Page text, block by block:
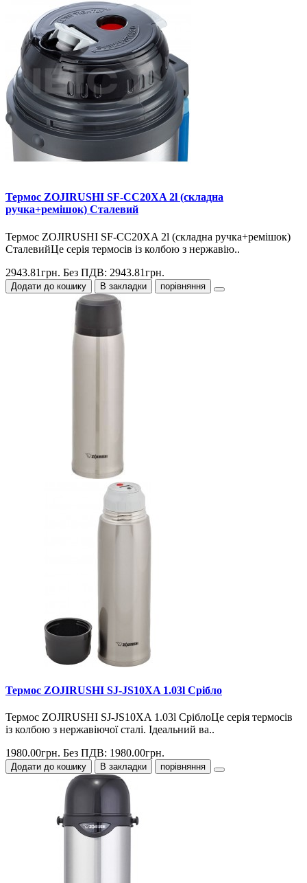
Термос ZOJIRUSHI SF-CС20XA 2l (складна
ручка+ремішок) Сталевий
Термос ZOJIRUSHI SF-CС20XA 2l (складна ручка+ремішок)
СталевийЦе серія термосів із колбою з нержавію..
2943.81грн. Без ПДВ: 2943.81грн.
Додати до кошику В закладки порівняння
Термос ZOJIRUSHI SJ-JS10XA 1.03l Срібло
Термос ZOJIRUSHI SJ-JS10XA 1.03l СріблоЦе серія термосів
із колбою з нержавіючої сталі. Ідеальний ва..
1980.00грн. Без ПДВ: 1980.00грн.
Додати до кошику В закладки порівняння